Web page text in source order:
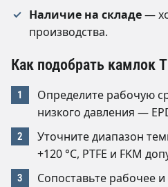
Наличие на складе—
производства.
Как подобрать камлок
Определите рабочую
низкого давления —
Уточните диапазон
+120 °C, PTFE и FKM
Сопоставьте рабочее